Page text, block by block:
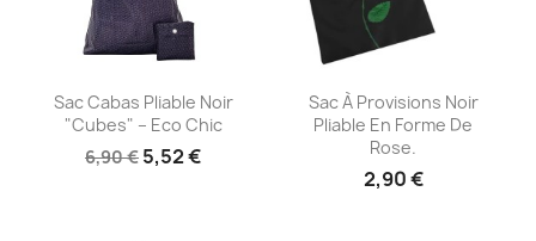
Aperçu rapide
Sac Cabas Pliable Noir
"Cubes" – Eco Chic
6,90 € 5,52 €
 Aperçu rapide
Sac À Provisions Noir
Pliable En Forme De
Rose.
2,90 €